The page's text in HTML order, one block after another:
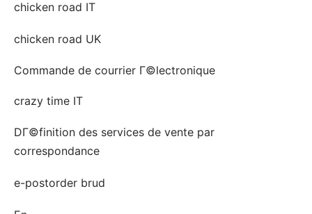
chicken road IT
chicken road UK
Commande de courrier Г©lectronique
crazy time IT
DГ©finition des services de vente par
correspondance
e-postorder brud